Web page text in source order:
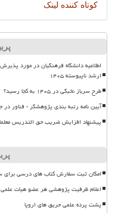
کوتاه کننده لینک
اطلاعیه دانشگاه فرهنگیان در مورد
ارشد ناپیوسته ۱۴۰۵
طرح سرباز نخبگی در ۱۴۰۵ به کجا رسید؟
آیین نامه رتبه بندی پژوهشگر - فناور در
پیشنهاد افزایش ضریب حق التدریس
امکان ثبت سفارش کتاب های درسی برای سال
اعلام ظرفیت پژوهشی هر عضو هیات علمی
پشت پرده علمی حریق های اروپا